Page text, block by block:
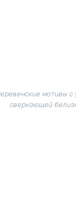
мотивы
сверкающей